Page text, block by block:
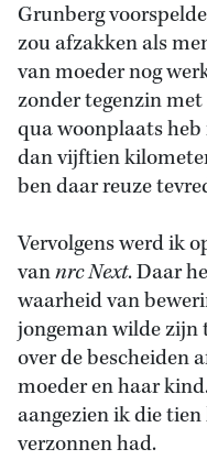
Grunberg
zou afzakken als
van moeder nog
zonder tegenzin
qua woonplaats
dan vijftien
ben daar reuze
Vervolgens werd ik
vannrc Next. Daar
waarheid van
jongeman wilde
over de bescheiden
moeder en haar
aangezien ik die
verzonnen had.